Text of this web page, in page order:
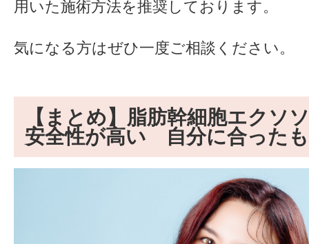
用いた施術方法を推奨しております。
気になる方はぜひ一度ご相談ください。
【まとめ】脂肪幹細胞エクソ
安全性が高い 自分に合った